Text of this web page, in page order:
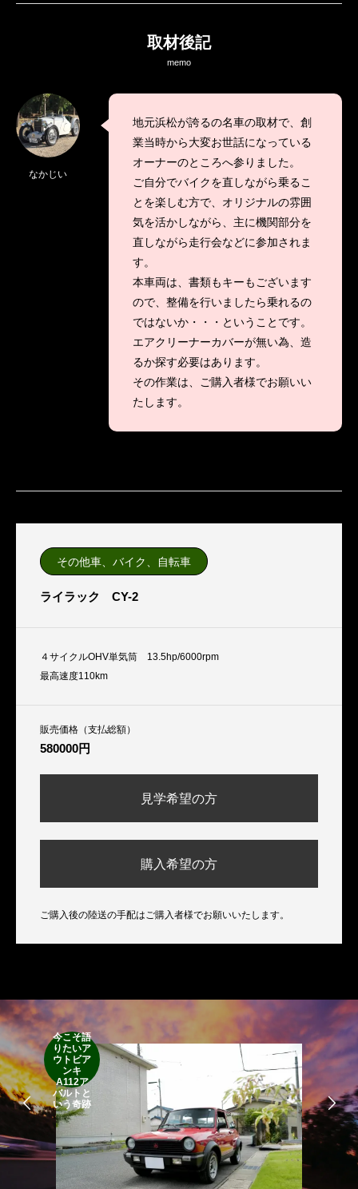
取材後記
memo
なかじい
地元浜松が誇るの名車の取材で、創
業当時から大変お世話になっている
オーナーのところへ参りました。
ご自分でバイクを直しながら乗るこ
とを楽しむ方で、オリジナルの雰囲
気を活かしながら、主に機関部分を
直しながら走行会などに参加されま
す。
本車両は、書類もキーもございます
ので、整備を行いましたら乗れるの
ではないか・・・ということです。
エアクリーナーカバーが無い為、造
るか探す必要はあります。
その作業は、ご購入者様でお願いい
たします。
その他車、バイク、自転車
ライラック CY-2
４サイクルOHV単気筒 13.5hp/6000rpm
最高速度110km
販売価格（支払総額）
580000円
見学希望の方
購入希望の方
ご購入後の陸送の手配はご購入者様でお願いいたします。
今こそ語
りたいア
ウトビア
ンキ
A112ア
バルトと
いう奇跡